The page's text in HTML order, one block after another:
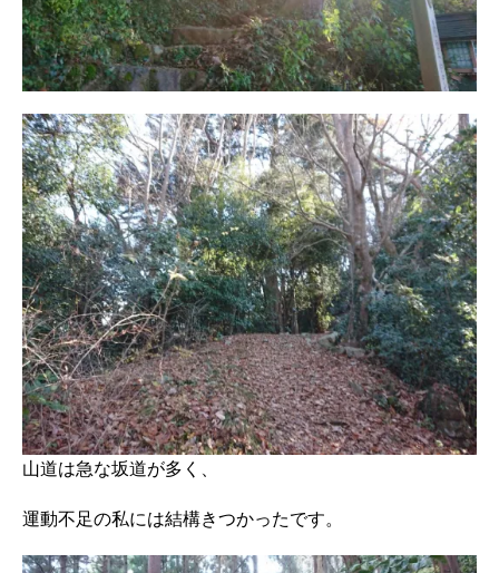
山道は急な坂道が多く、
運動不足の私には結構きつかったです。